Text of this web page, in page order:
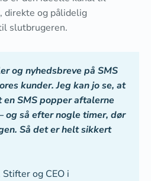
direkte og pålidelig
slutbrugeren.
og nyhedsbreve på SMS
kunder. Jeg kan jo se, at
en SMS popper aftalerne
og så efter nogle timer, dør
Så det er helt sikkert
Stifter og CEO i